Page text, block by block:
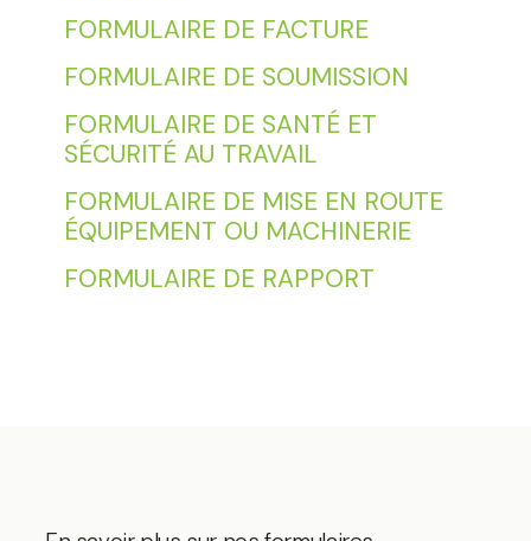
FORMULAIRE DE FACTURE
FORMULAIRE DE SOUMISSION
FORMULAIRE DE SANTÉ ET
SÉCURITÉ AU TRAVAIL
FORMULAIRE DE MISE EN ROUTE
ÉQUIPEMENT OU MACHINERIE
FORMULAIRE DE RAPPORT